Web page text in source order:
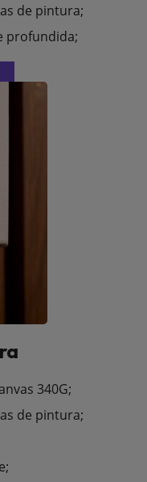
de pintura;
profundida;
340G;
de pintura;